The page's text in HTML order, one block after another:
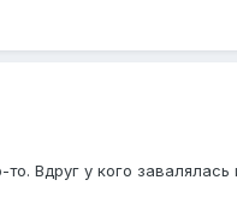
Вдруг у кого завалялась